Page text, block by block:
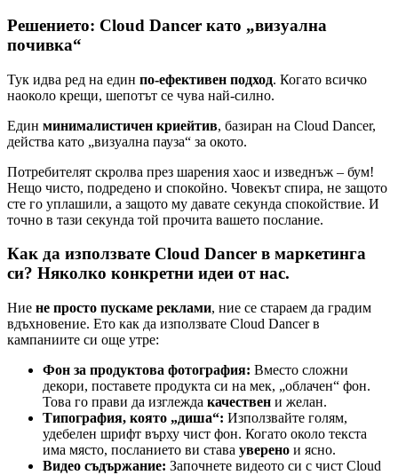
Решението: Cloud Dancer като „визуална
почивка“
Тук идва ред на един по-ефективен подход. Когато всичко
наоколо крещи, шепотът се чува най-силно.
Един минималистичен криейтив, базиран на Cloud Dancer,
действа като „визуална пауза“ за окото.
Потребителят скролва през шарения хаос и изведнъж – бум!
Нещо чисто, подредено и спокойно. Човекът спира, не защото
сте го уплашили, а защото му давате секунда спокойствие. И
точно в тази секунда той прочита вашето послание.
Как да използвате Cloud Dancer в маркетинга
си? Няколко конкретни идеи от нас.
Ние не просто пускаме реклами, ние се стараем да градим
вдъхновение. Ето как да използвате Cloud Dancer в
кампаниите си още утре:
Фон за продуктова фотография: Вместо сложни
декори, поставете продукта си на мек, „облачен“ фон.
Това го прави да изглежда качествен и желан.
Типография, която „диша“: Използвайте голям,
удебелен шрифт върху чист фон. Когато около текста
има място, посланието ви става уверено и ясно.
Видео съдържание: Започнете видеото си с чист Cloud